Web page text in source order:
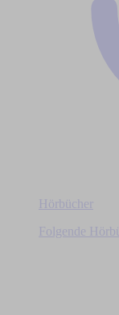
Hörbücher
Folgende